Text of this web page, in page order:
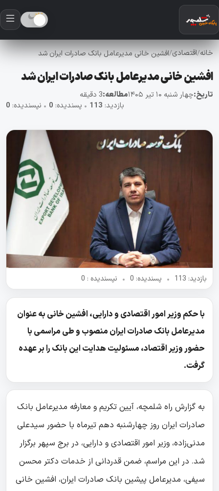
خانه/اقتصادی/افشین خانی مدیرعامل بانک صادرات ایران شد
افشین خانی مدیرعامل بانک صادرات ایران شد
تاریخ:چهار شنبه ۱۰ تیر ۱۴۰۵ مطالعه:3 دقیقه
بازدید: 113
• پسندیده: 0
• نپسندیده: 0
بازدید: 113 • پسندیده: 0 • نپسندیده‌ : 0
با حکم وزیر امور اقتصادی و دارایی، افشین خانی به عنوان
مدیرعامل بانک صادرات ایران منصوب و طی مراسمی با
حضور وزیر اقتصاد، مسئولیت هدایت این بانک را بر عهده
گرفت.
به گزارش راه شلمچه، آیین تکریم و معارفه مدیرعامل بانک
صادرات ایران روز چهارشنبه دهم تیرماه با حضور سیدعلی
مدنی‌زاده، وزیر امور اقتصادی و دارایی، در برج سپهر برگزار
شد. در این مراسم، ضمن قدردانی از خدمات دکتر محسن
سیفی، مدیرعامل پیشین بانک صادرات ایران، افشین خانی